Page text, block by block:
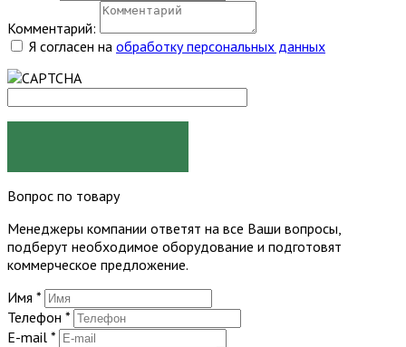
Комментарий:
Я согласен на обработку персональных данных
Вопрос по товару
Менеджеры компании ответят на все Ваши вопросы,
подберут необходимое оборудование и подготовят
коммерческое предложение.
Имя *
Телефон *
E-mail *